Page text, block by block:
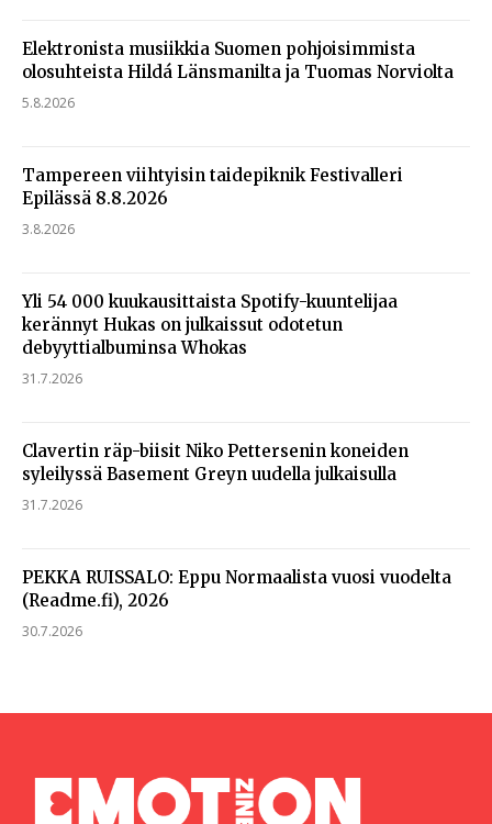
Elektronista musiikkia Suomen pohjoisimmista
olosuhteista Hildá Länsmanilta ja Tuomas Norviolta
5.8.2026
Tampereen viihtyisin taidepiknik Festivalleri
Epilässä 8.8.2026
3.8.2026
Yli 54 000 kuukausittaista Spotify-kuuntelijaa
kerännyt Hukas on julkaissut odotetun
debyyttialbuminsa Whokas
31.7.2026
Clavertin räp-biisit Niko Pettersenin koneiden
syleilyssä Basement Greyn uudella julkaisulla
31.7.2026
PEKKA RUISSALO: Eppu Normaalista vuosi vuodelta
(Readme.fi), 2026
30.7.2026